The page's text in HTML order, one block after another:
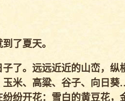
了夏天。
了。远远近近的山峦，纵
玉米、高粱、谷子、向日
纷开花：雪白的黄豆花，